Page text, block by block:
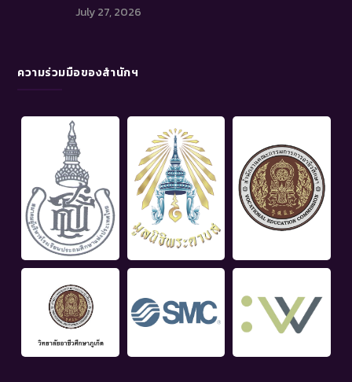
July 27, 2026
ความร่วมมือของสำนักฯ